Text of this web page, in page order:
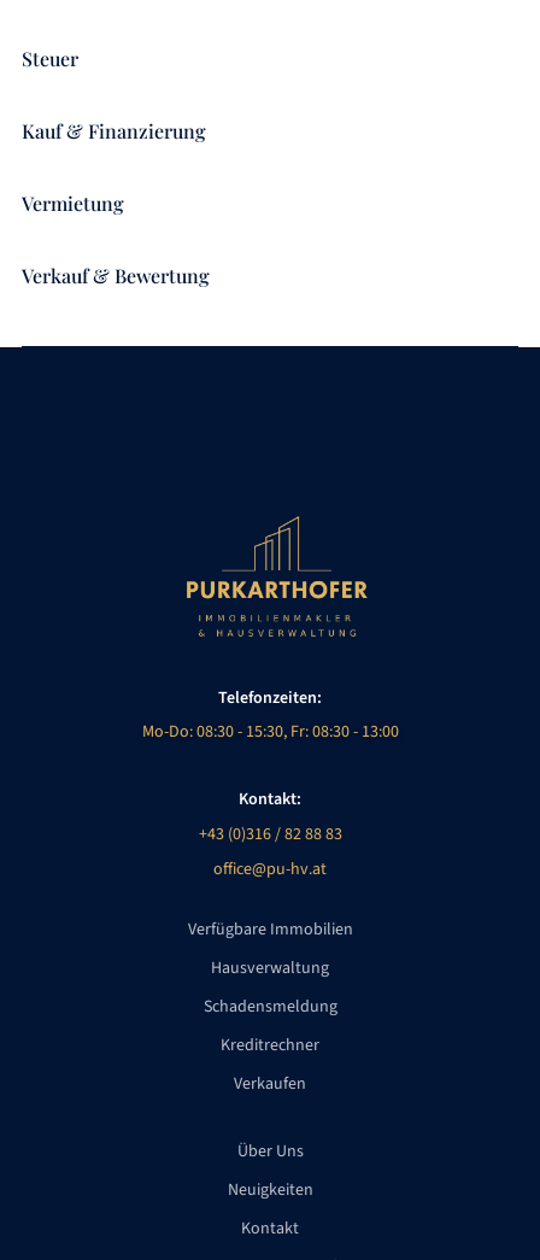
Steuer
Kauf & Finanzierung
Vermietung
Verkauf & Bewertung
Telefonzeiten:
Mo-Do: 08:30 - 15:30, Fr: 08:30 - 13:00
Kontakt:
+43 (0)316 / 82 88 83
office@pu-hv.at
Verfügbare Immobilien
Hausverwaltung
Schadensmeldung
Kreditrechner
Verkaufen
Über Uns
Neuigkeiten
Kontakt